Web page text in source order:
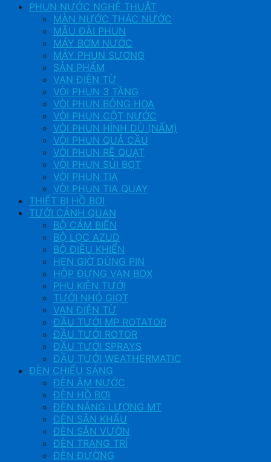
PHUN NƯỚC NGHỆ THUẬT
MÀN NƯỚC THÁC NƯỚC
MẪU ĐÀI PHUN
MÁY BƠM NƯỚC
MÁY PHUN SƯƠNG
SẢN PHẨM
VAN ĐIỆN TỪ
VÒI PHUN 3 TẦNG
VÒI PHUN BÔNG HOA
VÒI PHUN CỘT NƯỚC
VÒI PHUN HÌNH DÙ (NẤM)
VÒI PHUN QUẢ CẦU
VÒI PHUN RẼ QUẠT
VÒI PHUN SỦI BỌT
VÒI PHUN TIA
VÒI PHUN TIA QUAY
THIẾT BỊ HỒ BƠI
TƯỚI CẢNH QUAN
BỘ CẢM BIẾN
BỘ LỌC AZUD
BỘ ĐIỀU KHIỂN
HẸN GIỜ DÙNG PIN
HỘP ĐỰNG VAN BOX
PHỤ KIỆN TƯỚI
TƯỚI NHỎ GIỌT
VAN ĐIỆN TỪ
ĐẦU TƯỚI MP ROTATOR
ĐẦU TƯỚI ROTOR
ĐẦU TƯỚI SPRAYS
ĐẦU TƯỚI WEATHERMATIC
ĐÈN CHIẾU SÁNG
ĐÈN ÂM NƯỚC
ĐÈN HỒ BƠI
ĐÈN NĂNG LƯỢNG MT
ĐÈN SÂN KHẤU
ĐÈN SÂN VƯỜN
ĐÈN TRANG TRÍ
ĐÈN ĐƯỜNG